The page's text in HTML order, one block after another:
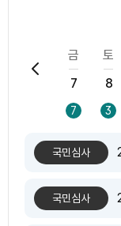
금
7
7
토
8
3
국민심사
국민심사